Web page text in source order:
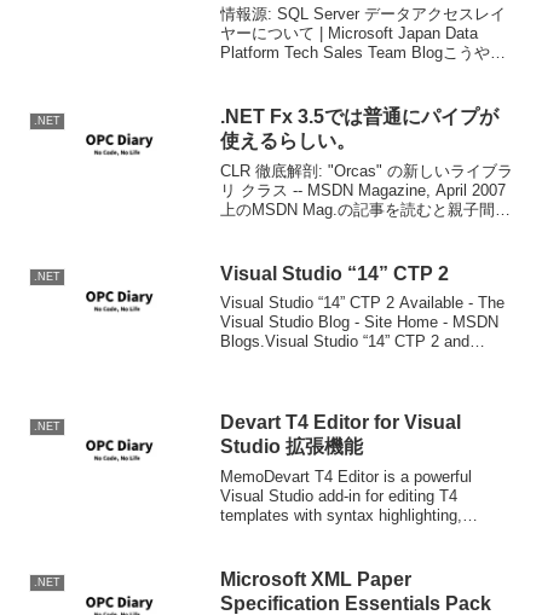
Blog
情報源: SQL Server データアクセスレイ
ヤーについて | Microsoft Japan Data
Platform Tech Sales Team Blogこうやっ
.NET
.NET Fx 3.5では普通にパイプが
使えるらしい。
CLR 徹底解剖: "Orcas" の新しいライブラ
リ クラス -- MSDN Magazine, April 2007
上のMSDN Mag.の記事を読むと親子間の
ネッ...
.NET Visual Studio “14” CTP 2
Visual Studio “14” CTP 2 Available - The
Visual Studio Blog - Site Home - MSDN
Blogs.Visual Studio “14” CTP 2 and
.NET
Devart T4 Editor for Visual
Studio 拡張機能
MemoDevart T4 Editor is a powerful
Visual Studio add-in for editing T4
templates with syntax highlighting,
.NET
Microsoft XML Paper
Specification Essentials Pack